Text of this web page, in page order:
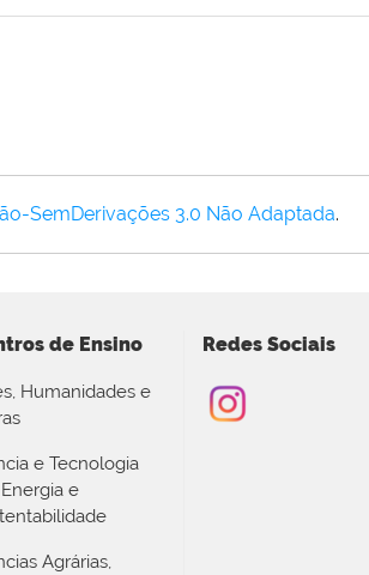
SemDerivações 3.0 Não Adaptada.
de Ensino
Humanidades e
e Tecnologia
e
Agrárias,
Redes Sociais